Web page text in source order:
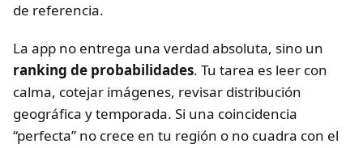
de referencia.
La app no entrega una verdad absoluta, sino un
ranking de probabilidades. Tu tarea es leer con
calma, cotejar imágenes, revisar distribución
geográfica y temporada. Si una coincidencia
“perfecta” no crece en tu región o no cuadra con el